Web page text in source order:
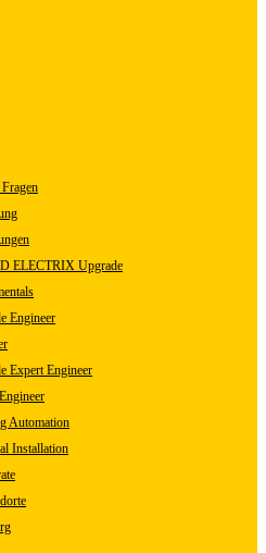
ELECTRIX Upgrade
Engineer
Expert Engineer
Automation
Installation